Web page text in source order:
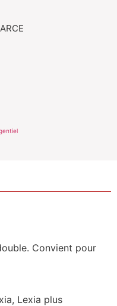
Convient pour
Lexia plus